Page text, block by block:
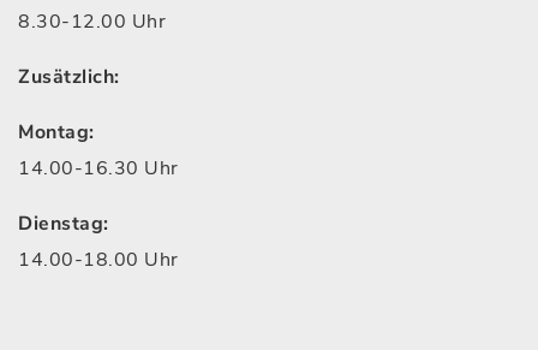
8.30-12.00 Uhr
Zusätzlich:
Montag:
14.00-16.30 Uhr
Dienstag:
14.00-18.00 Uhr